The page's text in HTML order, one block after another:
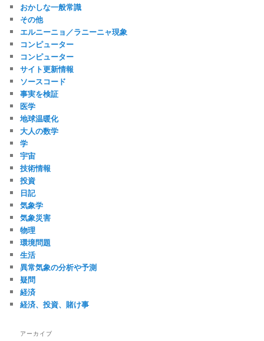
おかしな一般常識
その他
エルニーニョ／ラニーニャ現象
コンピューター
コンピューター
サイト更新情報
ソースコード
事実を検証
医学
地球温暖化
大人の数学
学
宇宙
技術情報
投資
日記
気象学
気象災害
物理
環境問題
生活
異常気象の分析や予測
疑問
経済
経済、投資、賭け事
アーカイブ